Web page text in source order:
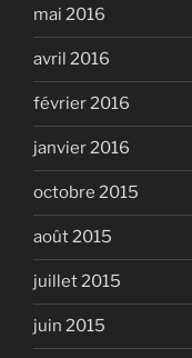
mai 2016
avril 2016
février 2016
janvier 2016
octobre 2015
août 2015
juillet 2015
juin 2015